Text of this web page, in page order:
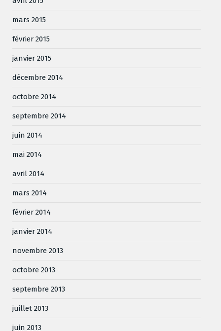
mars 2015
février 2015
janvier 2015
décembre 2014
octobre 2014
septembre 2014
juin 2014
mai 2014
avril 2014
mars 2014
février 2014
janvier 2014
novembre 2013
octobre 2013
septembre 2013
juillet 2013
juin 2013